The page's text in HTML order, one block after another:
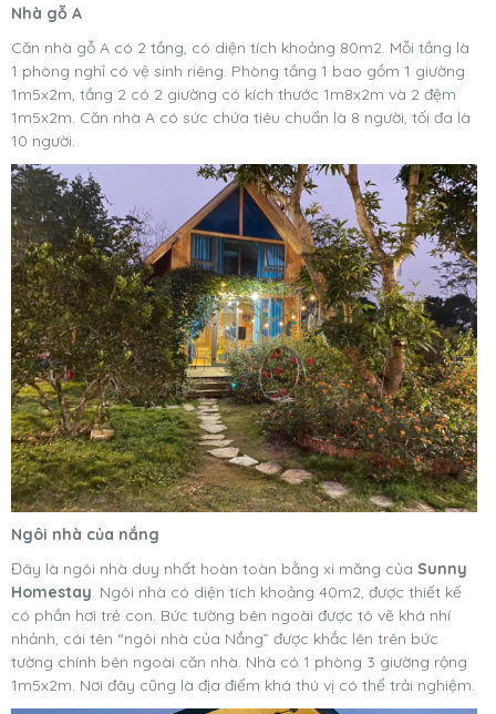
Nhà gỗ A
Căn nhà gỗ A có 2 tầng, có diện tích khoảng 80m2. Mỗi tầng là
1 phòng nghỉ có vệ sinh riêng. Phòng tầng 1 bao gồm 1 giường
1m5x2m, tầng 2 có 2 giường có kích thước 1m8x2m và 2 đệm
1m5x2m. Căn nhà A có sức chứa tiêu chuẩn là 8 người, tối đa là
10 người.
Ngôi nhà của nắng
Đây là ngôi nhà duy nhất hoàn toàn bằng xi măng của Sunny
Homestay. Ngôi nhà có diện tích khoảng 40m2, được thiết kế
có phần hơi trẻ con. Bức tường bên ngoài được tô vẽ khá nhí
nhảnh, cái tên “ngôi nhà của Nắng” được khắc lên trên bức
tường chính bên ngoài căn nhà. Nhà có 1 phòng 3 giường rộng
1m5x2m. Nơi đây cũng là địa điểm khá thú vị có thể trải nghiệm.